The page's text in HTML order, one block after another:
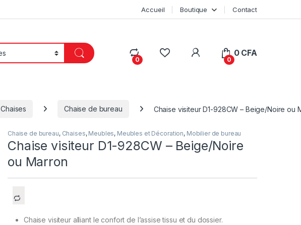
Accueil Boutique Contact
0
My Account
0
0 CFA
Chaises Chaise de bureau Chaise visiteur D1-928CW – Beige/Noire ou
Chaise de bureau, Chaises, Meubles, Meubles et Décoration, Mobilier de bureau
Chaise visiteur D1-928CW – Beige/Noire
ou Marron
Chaise visiteur alliant le confort de l’assise tissu et du dossier.